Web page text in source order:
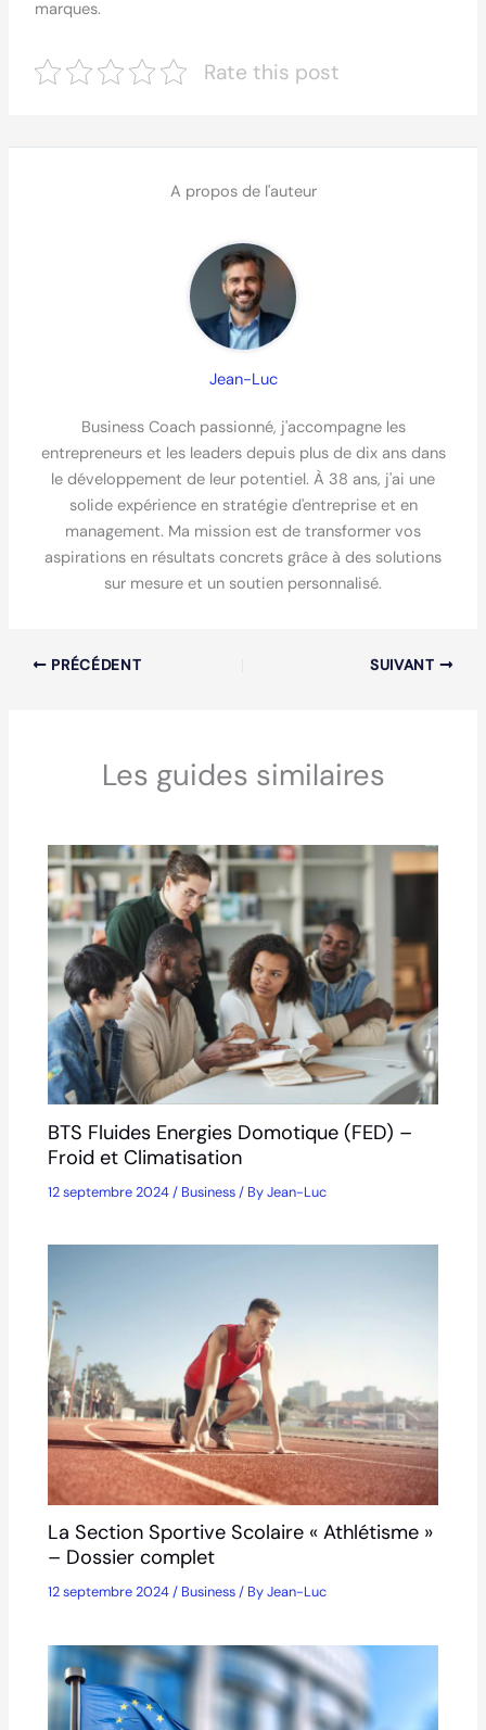
marques.
Rate this post
A propos de l'auteur
Jean-Luc
Business Coach passionné, j'accompagne les
entrepreneurs et les leaders depuis plus de dix ans dans
le développement de leur potentiel. À 38 ans, j'ai une
solide expérience en stratégie d'entreprise et en
management. Ma mission est de transformer vos
aspirations en résultats concrets grâce à des solutions
sur mesure et un soutien personnalisé.
PRÉCÉDENT SUIVANT
Les guides similaires
BTS Fluides Energies Domotique (FED) –
Froid et Climatisation
12 septembre 2024/ Business/ ByJean-Luc
La Section Sportive Scolaire « Athlétisme »
– Dossier complet
12 septembre 2024/ Business/ ByJean-Luc